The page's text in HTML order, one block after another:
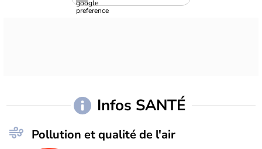
Infos SANTÉ
Pollution et qualité de l'air